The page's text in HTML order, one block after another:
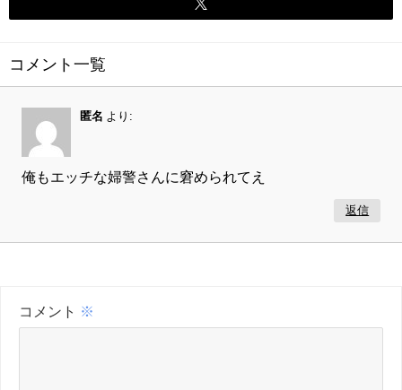
コメント一覧
匿名 より:
俺もエッチな婦警さんに窘められてえ
返信
コメント ※